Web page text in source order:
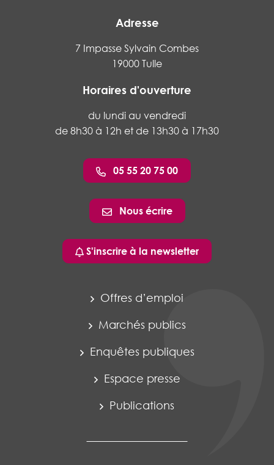
Adresse
7 Impasse Sylvain Combes
19000 Tulle
Horaires d'ouverture
du lundi au vendredi
de 8h30 à 12h et de 13h30 à 17h30
05 55 20 75 00
Nous écrire
S'inscrire à la newsletter
Offres d’emploi
Marchés publics
Enquêtes publiques
Espace presse
Publications